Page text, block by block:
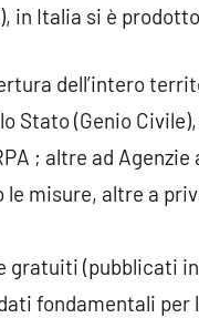
in Italia si è
dell’intero
Stato (Genio
; altre ad
le misure, altre a
(pubblicati
fondamentali